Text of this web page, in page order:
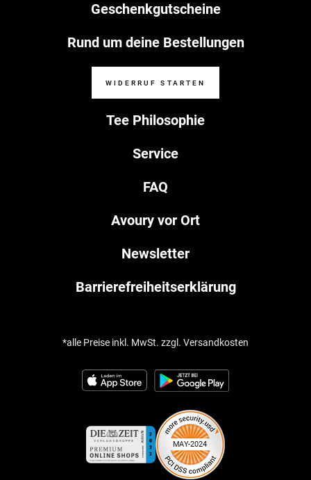
Tee Philosophie
Service
FAQ
Avoury vor Ort
Newsletter
Barrierefreiheitserklärung
Geschenkgutscheine
Rund um deine Bestellungen
WIDERRUF STARTEN
*alle Preise inkl. MwSt. zzgl. Versandkosten